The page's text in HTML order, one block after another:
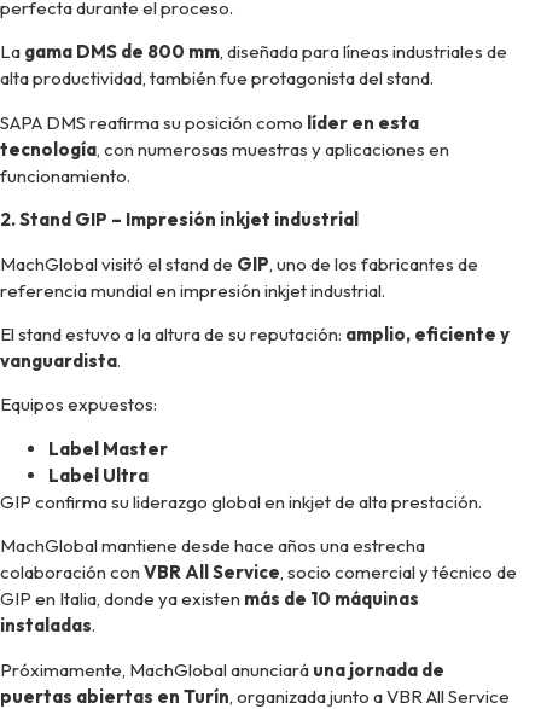
perfecta durante el proceso.
La gama DMS de 800 mm, diseñada para líneas industriales de
alta productividad, también fue protagonista del stand.
SAPA DMS reafirma su posición como líder en esta
tecnología, con numerosas muestras y aplicaciones en
funcionamiento.
2. Stand GIP – Impresión inkjet industrial
MachGlobal visitó el stand de GIP, uno de los fabricantes de
referencia mundial en impresión inkjet industrial.
El stand estuvo a la altura de su reputación: amplio, eficiente y
vanguardista.
Equipos expuestos:
Label Master
Label Ultra
GIP confirma su liderazgo global en inkjet de alta prestación.
MachGlobal mantiene desde hace años una estrecha
colaboración con VBR All Service, socio comercial y técnico de
GIP en Italia, donde ya existen más de 10 máquinas
instaladas.
Próximamente, MachGlobal anunciará una jornada de
puertas abiertas en Turín, organizada junto a VBR All Service